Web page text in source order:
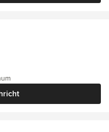
5 Sternen